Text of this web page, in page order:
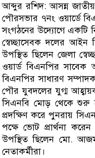
আব্দুর রশিদ: আসন্ন জাতীয়
পৌরসভার ৭নং ওয়ার্ডে
সংগঠনের উদ্যোগে একটি
স্বেচ্ছাসেবক দলের
উপস্থিত ছিলেন জেলা
ওয়ার্ড বিএনপির সাবেক
বিএনপির সাধারণ
পৌর যুবদলের যুগ্ম
সিএনবি মোড় থেকে শুরু
প্রদক্ষিণ করে পুনরায়
পক্ষে ভোট প্রার্থনা
উপস্থিত ছিলেন মো.
নেতাকর্মীরা।